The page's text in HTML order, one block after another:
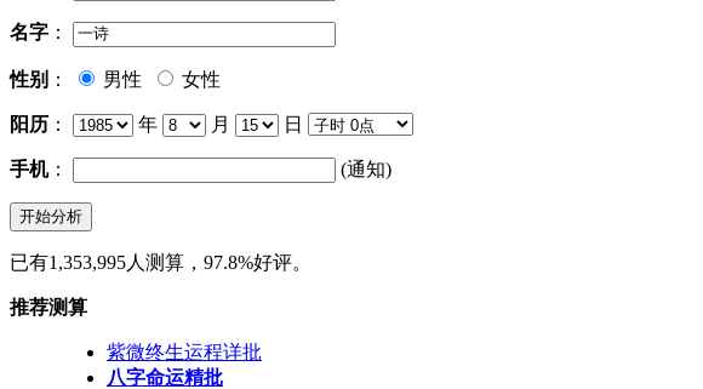
名字 ：
性别 ： 男性 女性
阳历 ： 年 月 日
手机： (通知)
已有1,353,995人测算，97.8%好评。
推荐测算
紫微终生运程详批
八字命运精批